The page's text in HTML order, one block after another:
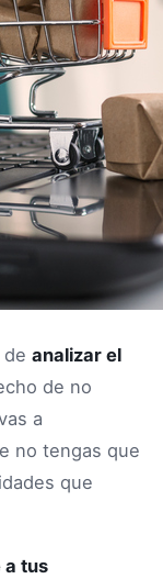
analizar el
de no
a
no tengas que
que
a tus